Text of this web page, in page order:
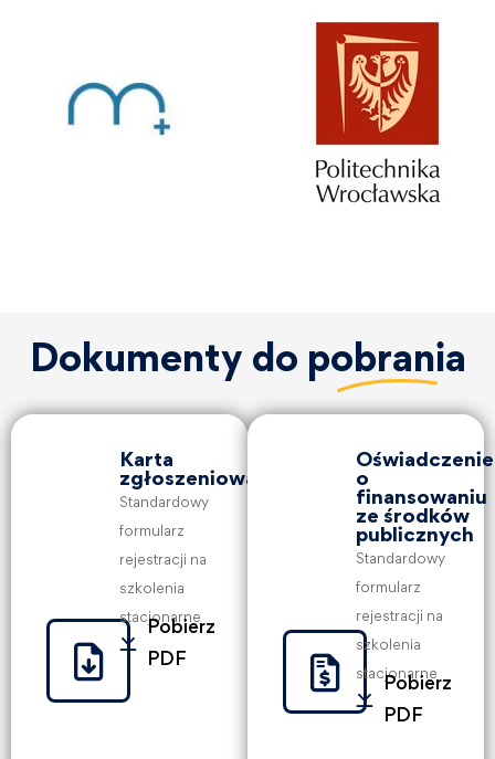
Dokumenty do pobrania
Karta
zgłoszeniowa
Standardowy
formularz
rejestracji na
szkolenia
stacjonarne
Pobierz
PDF
Oświadczenie
o
finansowaniu
ze środków
publicznych
Standardowy
formularz
rejestracji na
szkolenia
stacjonarne
Pobierz
PDF